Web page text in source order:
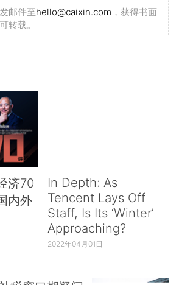
邮件至hello@caixin.com ，获得书面
转载。
济70
内外
In Depth: As
Tencent Lays Off
Staff, Is Its ‘Winter’
Approaching?
2022年04月01日